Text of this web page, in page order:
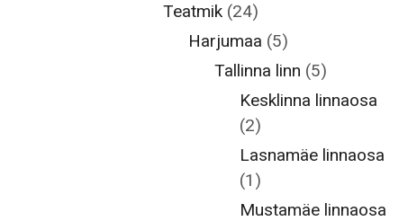
Teatmik(24)
Harjumaa (5)
Tallinna linn (5)
Kesklinna linnaosa
(2)
Lasnamäe linnaosa
(1)
Mustamäe linnaosa